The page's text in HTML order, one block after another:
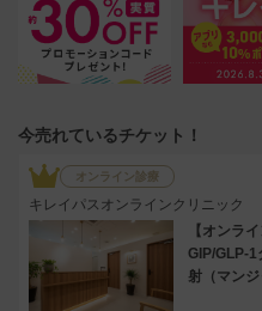
今売れているチケット！
オンライン診療
キレイパスオンラインクリニック
【オンライ
GIP/GLP-1
射（マンジ